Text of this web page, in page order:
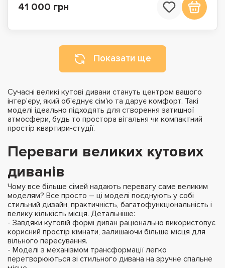
41 000 грн
Показати ще
Сучасні великі кутові дивани стануть центром вашого
інтер'єру, який об'єднує сім'ю та дарує комфорт. Такі
моделі ідеально підходять для створення затишної
атмосфери, будь то простора вітальня чи компактний
простір квартири-студії.
Переваги великих кутових
диванів
Чому все більше сімей надають перевагу саме великим
моделям? Все просто – ці моделі поєднують у собі
стильний дизайн, практичність, багатофункціональність і
велику кількість місця. Детальніше:
- Завдяки кутовій формі диван раціонально використовує
корисний простір кімнати, залишаючи більше місця для
вільного пересування.
- Моделі з механізмом трансформації легко
перетворюються зі стильного дивана на зручне спальне